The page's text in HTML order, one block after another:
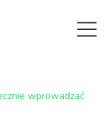
wprowadzać